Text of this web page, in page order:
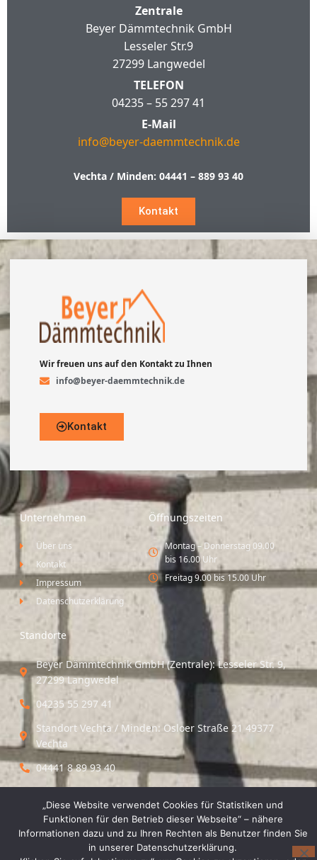
Zentrale
Beyer Dämmtechnik GmbH
Lesseler Str.9
27299 Langwedel
TELEFON
04235 – 55 297 41
E-Mail
info@beyer-daemmtechnik.de
Vechta / Minden: 04441 – 889 93 40
Kontakt
Wir freuen uns auf den Kontakt zu Ihnen
info@beyer-daemmtechnik.de
Kontakt
Unternehmen
Über uns
Kontakt
Impressum
Datenschutzerklärung
Öffnungszeiten
Montag – Donnerstag 09.00
bis 16.00 Uhr
Freitag 9.00 bis 15.00 Uhr
Standorte
Beyer Dämmtechnik GmbH (Zentrale): Lesseler Str. 9,
27299 Langwedel
04235 55 297 41
Standort Vechta / Minden: Osloer Straße 21 49377
Vechta
04441 8 89 93 40
© 2026 Beyer Dämmtechnik GmbH
„Diese Website verwendet Cookies für Statistiken und
Funktionen für den Betrieb dieser Webseite“ – nähere
Informationen dazu und zu Ihren Rechten als Benutzer finden Sie
in unserer Datenschutzerklärung.